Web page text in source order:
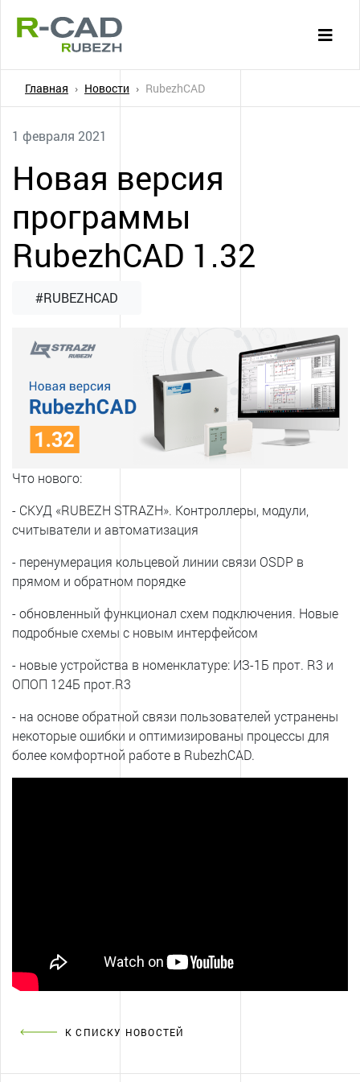
Главная Новости RubezhCAD
1 февраля 2021
Новая версия
программы
RubezhCAD 1.32
#RUBEZHCAD
Что нового:
- СКУД «RUBEZH STRAZH». Контроллеры, модули,
считыватели и автоматизация
- перенумерация кольцевой линии связи OSDP в
прямом и обратном порядке
- обновленный функционал схем подключения. Новые
подробные схемы с новым интерфейсом
- новые устройства в номенклатуре: ИЗ-1Б прот. R3 и
ОПОП 124Б прот.R3
- на основе обратной связи пользователей устранены
некоторые ошибки и оптимизированы процессы для
более комфортной работе в RubezhCAD.
К СПИСКУ НОВОСТЕЙ